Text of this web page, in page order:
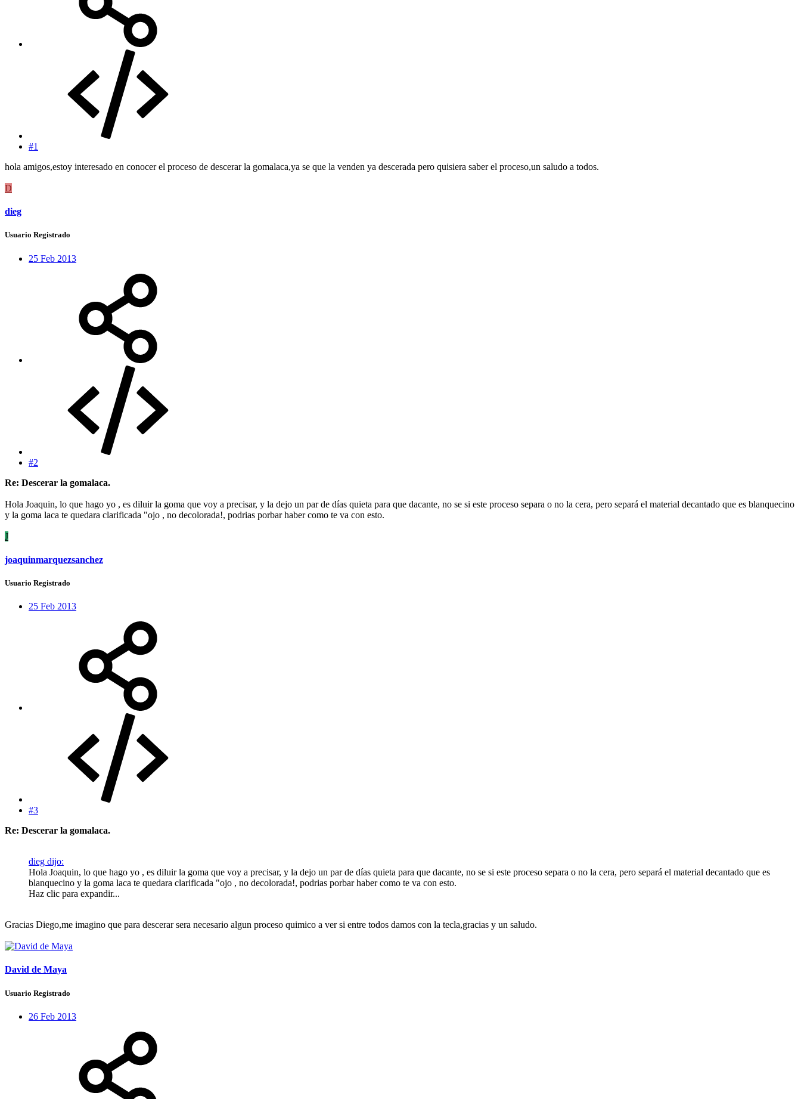
#1
hola amigos,estoy interesado en conocer el proceso de descerar la gomalaca,ya se que la venden ya descerada pero quisiera saber el proceso,un saludo a todos.
D
dieg
Usuario Registrado
25 Feb 2013
#2
Re: Descerar la gomalaca.
Hola Joaquin, lo que hago yo , es diluir la goma que voy a precisar, y la dejo un par de días quieta para que dacante, no se si este proceso separa o no la cera, pero separá el material decantado que es blanquecino
y la goma laca te quedara clarificada "ojo , no decolorada!, podrias porbar haber como te va con esto.
J
joaquinmarquezsanchez
Usuario Registrado
25 Feb 2013
#3
Re: Descerar la gomalaca.
dieg dijo:
Hola Joaquin, lo que hago yo , es diluir la goma que voy a precisar, y la dejo un par de días quieta para que dacante, no se si este proceso separa o no la cera, pero separá el material decantado que es
blanquecino y la goma laca te quedara clarificada "ojo , no decolorada!, podrias porbar haber como te va con esto.
Haz clic para expandir...
Gracias Diego,me imagino que para descerar sera necesario algun proceso quimico a ver si entre todos damos con la tecla,gracias y un saludo.
David de Maya
Usuario Registrado
26 Feb 2013